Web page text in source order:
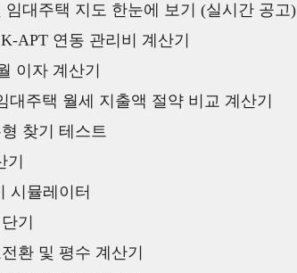
대주택 지도 한눈에 보기 (실시간 공고)
APT 연동 관리비 계산기
이자 계산기
대주택 월세 지출액 절약 비교 계산기
찾기 테스트
시뮬레이터
기
환 및 평수 계산기